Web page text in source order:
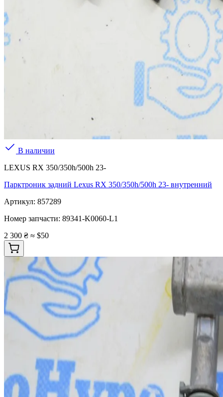
В наличии
LEXUS RX 350/350h/500h 23-
Парктроник задний Lexus RX 350/350h/500h 23- внутренний
Артикул: 857289
Номер запчасти: 89341-K0060-L1
2 300 ₴ ≈ $50